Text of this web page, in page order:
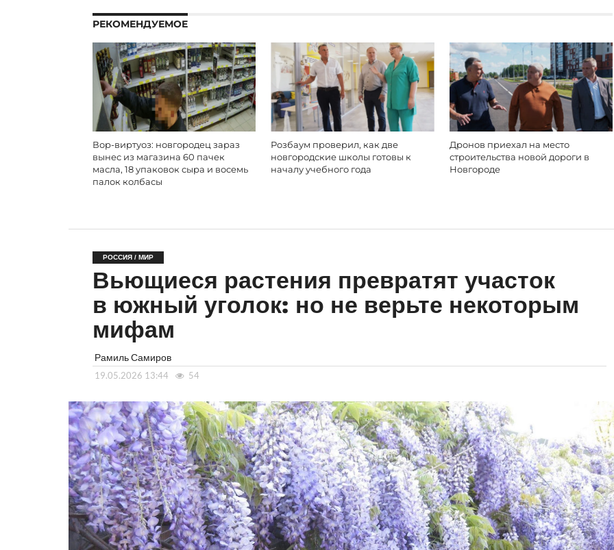
РЕКОМЕНДУЕМОЕ
Вор-виртуоз: новгородец зараз
вынес из магазина 60 пачек
масла, 18 упаковок сыра и восемь
палок колбасы
Розбаум проверил, как две
новгородские школы готовы к
началу учебного года
Дронов приехал на место
строительства новой дороги в
Новгороде
РОССИЯ / МИР
Вьющиеся растения превратят участок
в южный уголок: но не верьте некоторым
мифам
Рамиль Самиров
19.05.2026 13:44 54